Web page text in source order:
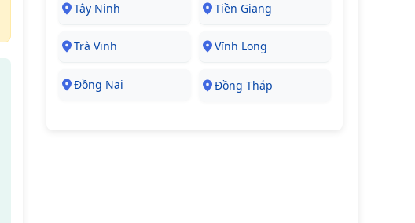
Tây Ninh Tiền Giang
Trà Vinh Vĩnh Long
Đồng Nai Đồng Tháp